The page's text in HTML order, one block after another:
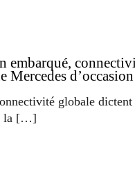
embarqué,
Mercedes d’occasion
globale dictent
la